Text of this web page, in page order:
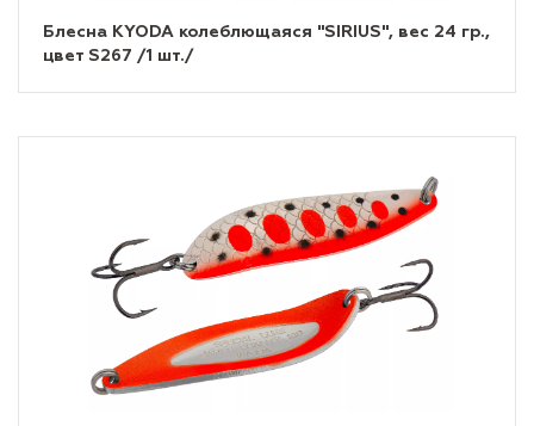
Блесна KYODA колеблющаяся "SIRIUS", вес 24 гр.,
цвет S267 /1 шт./